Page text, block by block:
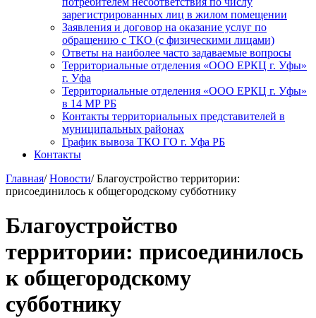
зарегистрированных лиц в жилом помещении
Заявления и договор на оказание услуг по
обращению с ТКО (с физическими лицами)
Ответы на наиболее часто задаваемые вопросы
Территориальные отделения «ООО ЕРКЦ г. Уфы»
г. Уфа
Территориальные отделения «ООО ЕРКЦ г. Уфы»
в 14 МР РБ
Контакты территориальных представителей в
муниципальных районах
График вывоза ТКО ГО г. Уфа РБ
Контакты
Главная/ Новости/ Благоустройство территории:
присоединилось к общегородскому субботнику
Благоустройство
территории: присоединилось
к общегородскому
субботнику